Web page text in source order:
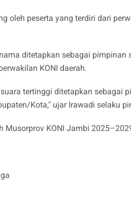
oleh peserta yang terdiri dari
ditetapkan sebagai pimpinan
KONI daerah.
tertinggi ditetapkan sebagai
Kota," ujar Irawadi selaku
Musorprov KONI Jambi